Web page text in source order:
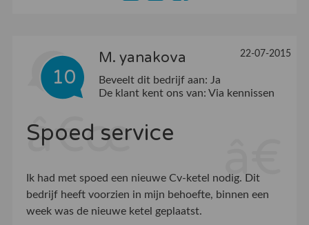
10
M. yanakova 22-07-2015
Beveelt dit bedrijf aan: Ja
De klant kent ons van: Via kennissen
Spoed service
Ik had met spoed een nieuwe Cv-ketel nodig. Dit
bedrijf heeft voorzien in mijn behoefte, binnen een
week was de nieuwe ketel geplaatst.